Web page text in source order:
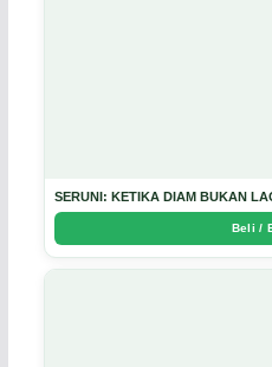
SERUNI: KETIKA DIAM BUKAN
Beli /